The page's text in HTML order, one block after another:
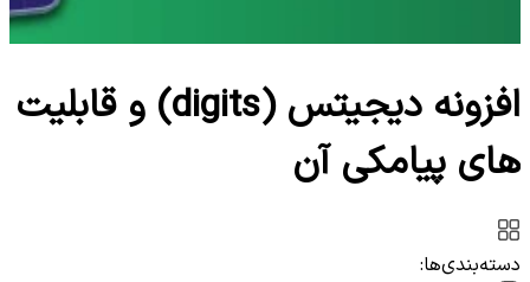
افزونه دیجیتس (digits) و قابلیت
های پیامکی آن
دسته‌بندی‌ها: